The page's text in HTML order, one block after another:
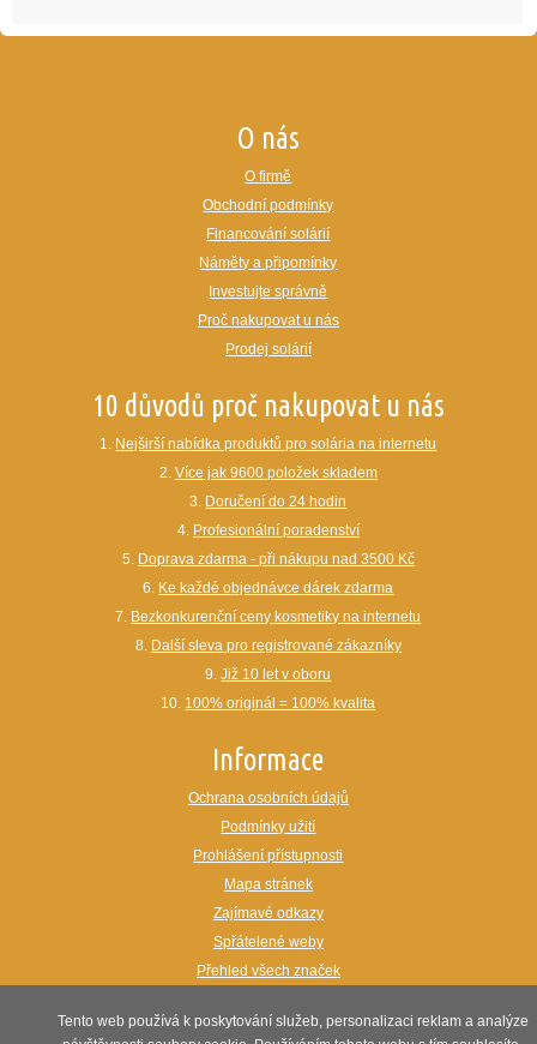
O nás
O firmě
Obchodní podmínky
Financování solárií
Náměty a připomínky
Investujte správně
Proč nakupovat u nás
Prodej solárií
10 důvodů proč nakupovat u nás
1. Nejširší nabídka produktů pro solária na internetu
2. Více jak 9600 položek skladem
3. Doručení do 24 hodin
4. Profesionální poradenství
5. Doprava zdarma - při nákupu nad 3500 Kč
6. Ke každé objednávce dárek zdarma
7. Bezkonkurenční ceny kosmetiky na internetu
8. Další sleva pro registrované zákazníky
9.Již 10 let v oboru
10. 100% originál = 100% kvalita
Informace
Ochrana osobních údajů
Podmínky užití
Prohlášení přístupnosti
Mapa stránek
Zajímavé odkazy
Spřátelené weby
Přehled všech značek
Tento web používá k poskytování služeb, personalizaci reklam a analýze